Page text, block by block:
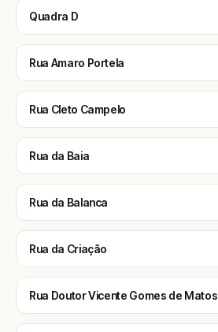
Quadra D
Rua Amaro Portela
Rua Cleto Campelo
Rua da Baia
Rua da Balanca
Rua da Criação
Rua Doutor Vicente Gomes de Matos